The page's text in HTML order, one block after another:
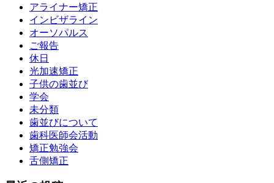
アライナー矯正
インビザライン
オーソパルス
ご報告
休日
光加速矯正
子供の歯並び
学会
未分類
歯並びについて
歯科医師会活動
矯正勉強会
舌側矯正